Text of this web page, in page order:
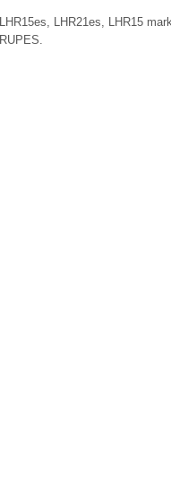
LHR15es, LHR21es, LHR15
RUPES.